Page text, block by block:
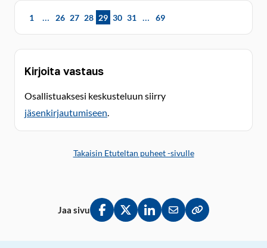
1 … 26 27 28 29 30 31 … 69
Kirjoita vastaus
Osallistuaksesi keskusteluun siirry
jäsenkirjautumiseen.
Takaisin Etuteltan puheet -sivulle
Jaa sivu
Jaa Facebookissa
Jaa Twitterissä
Jaa LinkedInissä
Jaa sähköpostitse
Kopioi linkki